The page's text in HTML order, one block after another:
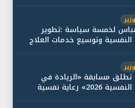
لخمسة سياسة :تطوير
وتوسيع خدمات العلاج
الصحة تطلق مسابقة «الريادة في
الصحة النفسية 2026» رعاية نفسية